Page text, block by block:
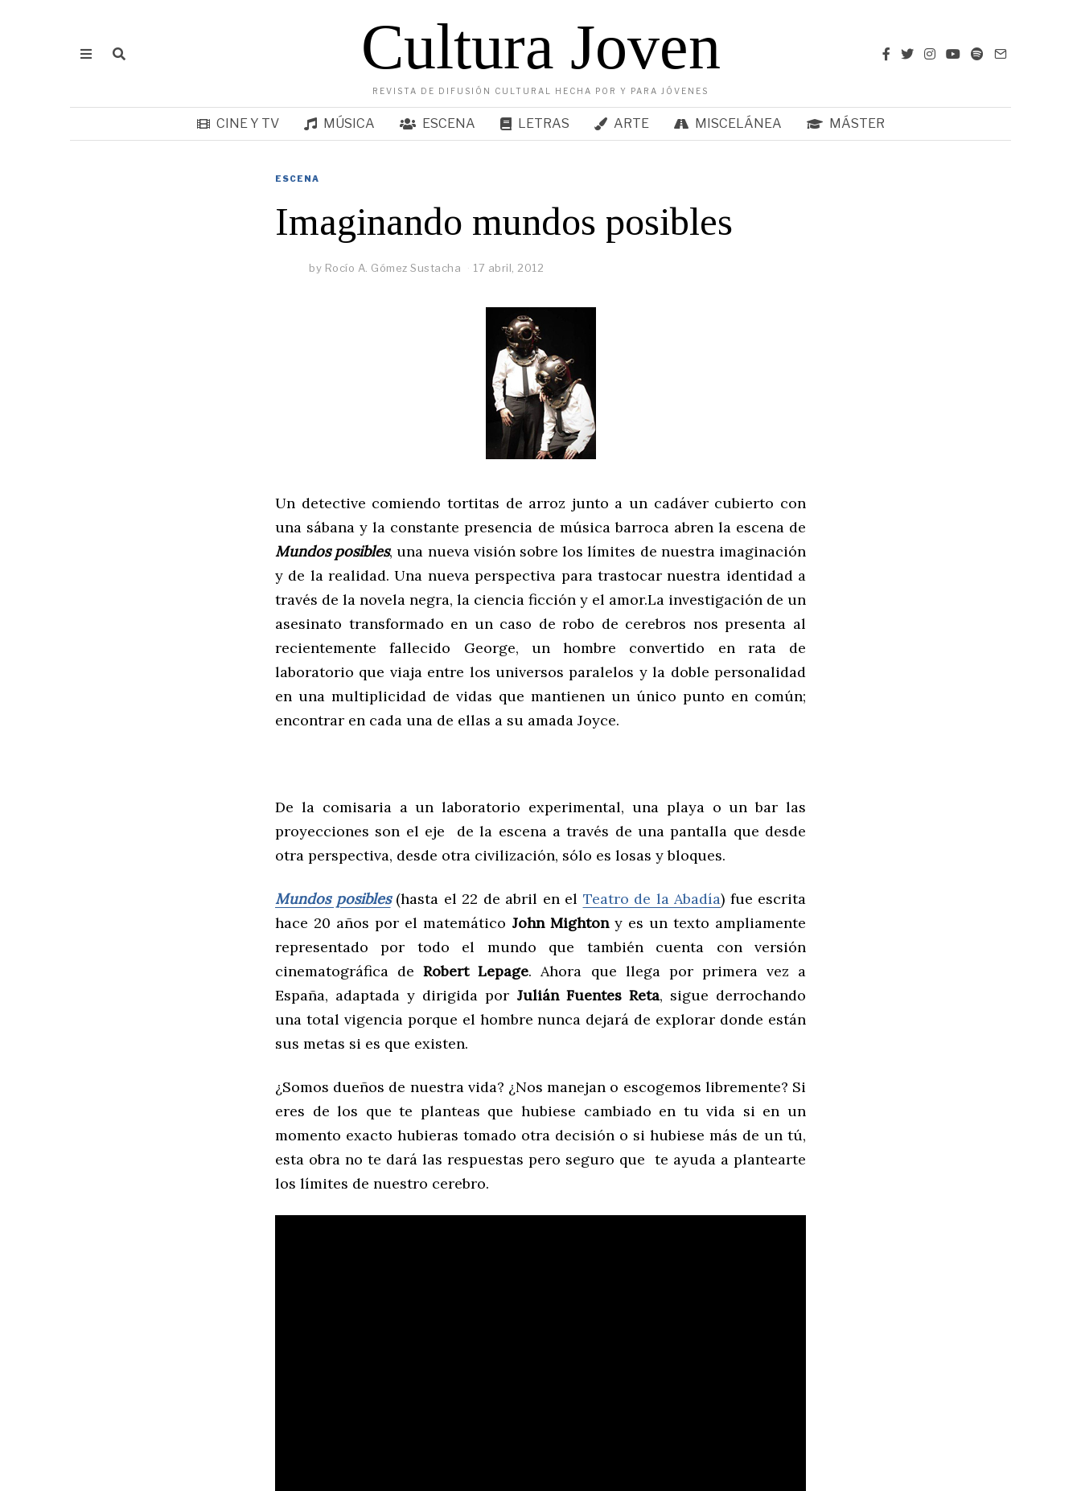
Cultura Joven
REVISTA DE DIFUSIÓN CULTURAL HECHA POR Y PARA JÓVENES
CINE Y TV MÚSICA ESCENA LETRAS ARTE MISCELÁNEA MÁSTER
ESCENA
Imaginando mundos posibles
by Rocío A. Gómez Sustacha 17 abril, 2012
Un detective comiendo tortitas de arroz junto a un cadáver cubierto con
una sábana y la constante presencia de música barroca abren la escena de
Mundos posibles, una nueva visión sobre los límites de nuestra imaginación
y de la realidad. Una nueva perspectiva para trastocar nuestra identidad a
través de la novela negra, la ciencia ficción y el amor.La investigación de un
asesinato transformado en un caso de robo de cerebros nos presenta al
recientemente fallecido George, un hombre convertido en rata de
laboratorio que viaja entre los universos paralelos y la doble personalidad
en una multiplicidad de vidas que mantienen un único punto en común;
encontrar en cada una de ellas a su amada Joyce.
De la comisaria a un laboratorio experimental, una playa o un bar las
proyecciones son el eje de la escena a través de una pantalla que desde
otra perspectiva, desde otra civilización, sólo es losas y bloques.
Mundos posibles(hasta el 22 de abril en el Teatro de la Abadía) fue escrita
hace 20 años por el matemático John Mightony es un texto ampliamente
representado por todo el mundo que también cuenta con versión
cinematográfica deRobert Lepage. Ahora que llega por primera vez a
España, adaptada y dirigida por Julián Fuentes Reta, sigue derrochando
una total vigencia porque el hombre nunca dejará de explorar donde están
sus metas si es que existen.
¿Somos dueños de nuestra vida? ¿Nos manejan o escogemos libremente? Si
eres de los que te planteas que hubiese cambiado en tu vida si en un
momento exacto hubieras tomado otra decisión o si hubiese más de un tú,
esta obra no te dará las respuestas pero seguro que te ayuda a plantearte
los límites de nuestro cerebro.